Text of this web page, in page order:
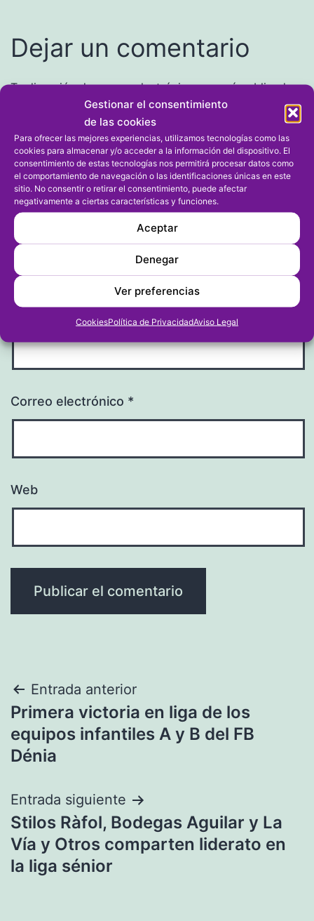
Gestionar el consentimiento
de las cookies
Para ofrecer las mejores experiencias, utilizamos tecnologías como las
cookies para almacenar y/o acceder a la información del dispositivo. El
consentimiento de estas tecnologías nos permitirá procesar datos como
el comportamiento de navegación o las identificaciones únicas en este
sitio. No consentir o retirar el consentimiento, puede afectar
negativamente a ciertas características y funciones.
Aceptar
Denegar
Ver preferencias
CookiesPolítica de PrivacidadAviso Legal
Dejar un comentario
Tu dirección de correo electrónico no será publicada.
Los campos obligatorios están marcados con
Comentario*
Correo electrónico *
Web
Navegación
de
entradas
Entrada anterior
Primera victoria en liga de los
equipos infantiles A y B del FB
Dénia
Entrada siguiente
Stilos Ràfol, Bodegas Aguilar y La
Vía y Otros comparten liderato en
la liga sénior